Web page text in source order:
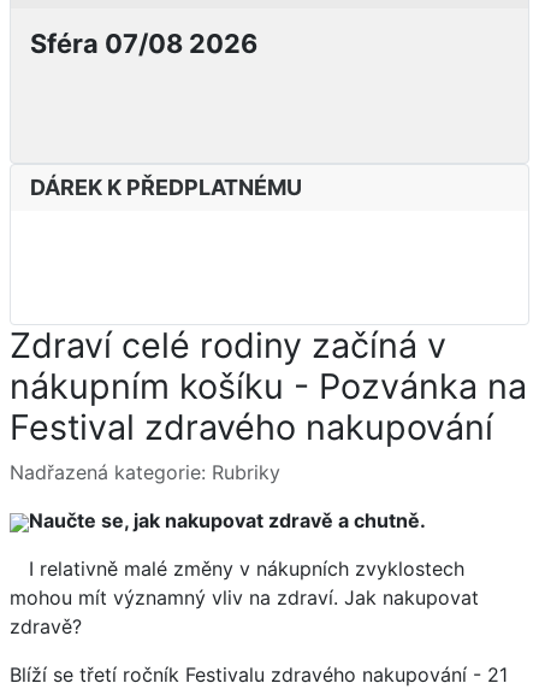
Sféra 07/08 2026
DÁREK K PŘEDPLATNÉMU
Zdraví celé rodiny začíná v
nákupním košíku - Pozvánka na
Festival zdravého nakupování
Základní údaje
Nadřazená kategorie: Rubriky
Naučte se, jak nakupovat zdravě a chutně.
I relativně malé změny v nákupních zvyklostech
mohou mít významný vliv na zdraví. Jak nakupovat
zdravě?
Blíží se třetí ročník Festivalu zdravého nakupování - 21